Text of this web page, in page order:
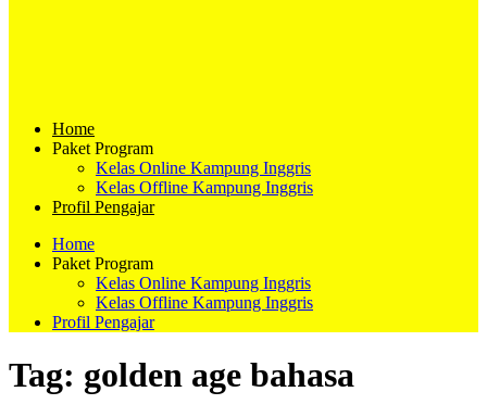
Home
Paket Program
Kelas Online Kampung Inggris
Kelas Offline Kampung Inggris
Profil Pengajar
Home
Paket Program
Kelas Online Kampung Inggris
Kelas Offline Kampung Inggris
Profil Pengajar
Tag: golden age bahasa